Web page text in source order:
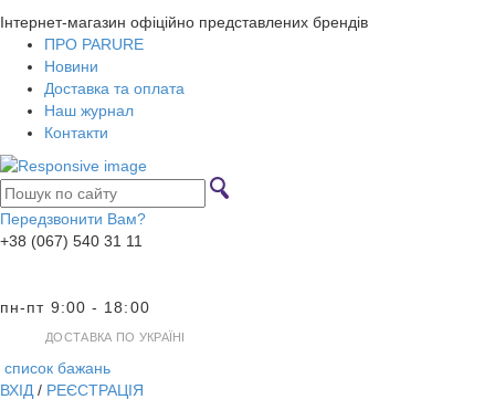
Інтернет-магазин офіційно представлених брендів
ПРО PARURE
Новини
Доставка та оплата
Наш журнал
Контакти
Передзвонити Вам?
+38 (067) 540 31 11
пн-пт 9:00 - 18:00
ДОСТАВКА ПО УКРАЇНІ
список бажань
ВХІД / РЕЄСТРАЦІЯ